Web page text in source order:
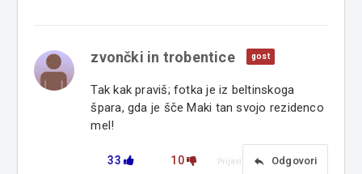
zvončki in trobentice gost
Tak kak praviš; fotka je iz beltinskoga
špara, gda je šče Maki tan svojo rezidenco
mel!
33 10 reply Odgovori
Prijavi